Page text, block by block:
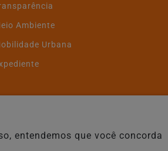
Ambiente
Urbana
entendemos que você concorda